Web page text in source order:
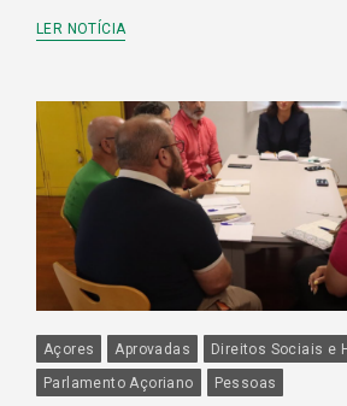
LER NOTÍCIA
Açores Aprovadas Direitos Sociais e
Parlamento Açoriano
Pessoas